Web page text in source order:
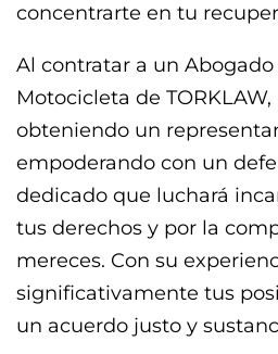
concentrarte en tu
Al contratar a un
Motocicleta de
obteniendo un
empoderando con un
dedicado que luchará
tus derechos y por la
mereces. Con su
significativamente tus
un acuerdo justo y